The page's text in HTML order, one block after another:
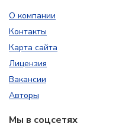
О компании
Контакты
Карта сайта
Лицензия
Вакансии
Авторы
Мы в соцсетях